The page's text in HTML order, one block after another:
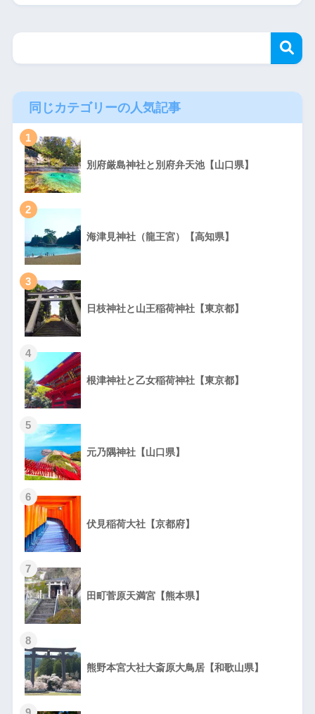
同じカテゴリーの人気記事
1
別府厳島神社と別府弁天池【山口県】
2
海津見神社（龍王宮）【高知県】
3
日枝神社と山王稲荷神社【東京都】
4
根津神社と乙女稲荷神社【東京都】
5
元乃隅神社【山口県】
6
伏見稲荷大社【京都府】
7
田町菅原天満宮【熊本県】
8
熊野本宮大社大斎原大鳥居【和歌山県】